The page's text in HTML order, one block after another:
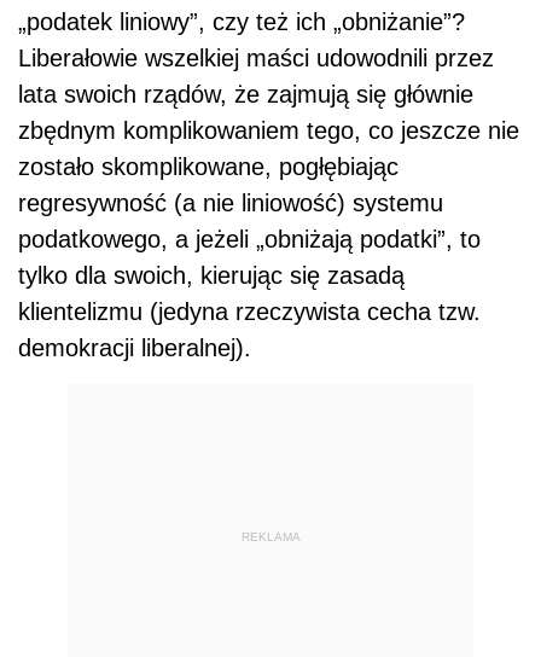
„podatek liniowy”, czy też ich „obniżanie”?
Liberałowie wszelkiej maści udowodnili przez
lata swoich rządów, że zajmują się głównie
zbędnym komplikowaniem tego, co jeszcze nie
zostało skomplikowane, pogłębiając
regresywność (a nie liniowość) systemu
podatkowego, a jeżeli „obniżają podatki”, to
tylko dla swoich, kierując się zasadą
klientelizmu (jedyna rzeczywista cecha tzw.
demokracji liberalnej).
REKLAMA